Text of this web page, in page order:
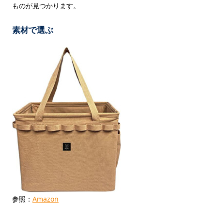
ものが見つかります。
素材で選ぶ
参照： Amazon